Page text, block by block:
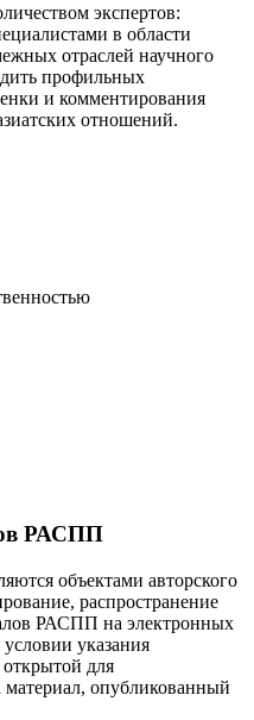
экспертов:
в области
отраслей научного
профильных
и комментирования
отношений.
РАСПП
объектами авторского
распространение
РАСПП на электронных
условии указания
для
опубликованный